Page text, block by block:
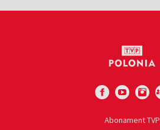
Abonament TVP